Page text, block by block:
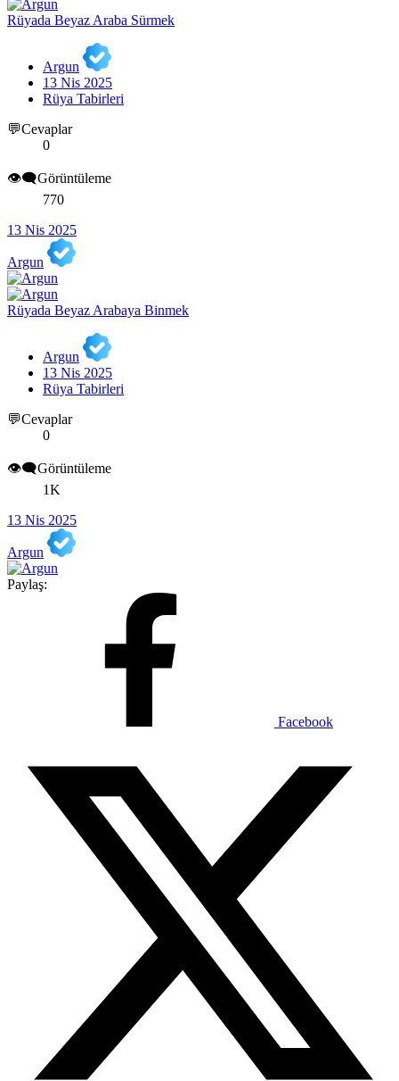
Rüyada Beyaz Araba Sürmek
Argun
13 Nis 2025
Rüya Tabirleri
💬Cevaplar
0
👁️‍🗨️Görüntüleme
770
13 Nis 2025
Argun
Rüyada Beyaz Arabaya Binmek
Argun
13 Nis 2025
Rüya Tabirleri
💬Cevaplar
0
👁️‍🗨️Görüntüleme
1K
13 Nis 2025
Argun
Paylaş:
Facebook